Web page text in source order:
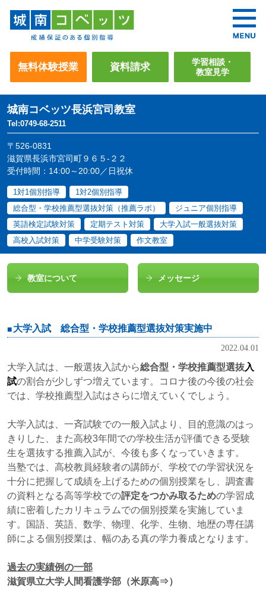
無料体験授業 資料請求
学習相談・
教室見学
城南コベッツ長浜宮司教室
Tel:0749-68-2511
〒526-0831
滋賀県長浜市宮司町９６５-２２
受付時間：14:00～20:00／日祝休
1対1個別指導
1対2個別指導
総合型・学校推薦型選抜対策（推薦ラボ）
ジュニア個別指導
英語検定試験対策
定期テスト対策
大学入試一般選抜対策
高校入試対策
中学受験対策 作文教室
教室について メッセージ
大学入試 総合型・学校推薦型選抜対策実施中
2022.04.01
大学入試は、一般選抜入試から総合型・学校推薦型選抜入
試の割合が少しずつ増えています。コロナ後の今後の社会
では、学校推薦型入試はさらに増えていくでしょう。
大学入試は、一斉試験での一般入試より、目的意識のはっ
きりした、また高校3年間での学校生活が評価できる受験
生を選抜する推薦入試が、今後も多くなっていきます。
当塾では、高校教員経験者の講師が、学校での学習状況を
十分に把握して成績を上げるための個別授業をし、調査書
の資料となる高等学校での評定をつかみ取るための学習成
績に密着したカリキュラムでの個別授業を実施していま
す。国語、英語、数学、物理、化学、生物、地歴の専任講
師による個別授業は、幅のある真の学力養成となります。
過去の実績例の一部
滋賀県立大学人間看護学部（米原高⇒）